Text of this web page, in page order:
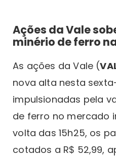
Ações da Vale
minério de ferro
As ações da Vale (
nova alta nesta
impulsionadas pela
de ferro no mercado
volta das 15h25, os
cotados a R$ 52,99,